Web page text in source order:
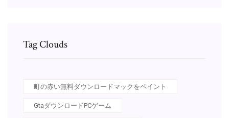
Tag Clouds
町の赤い無料ダウンロードマックをペイント
GtaダウンロードPCゲーム